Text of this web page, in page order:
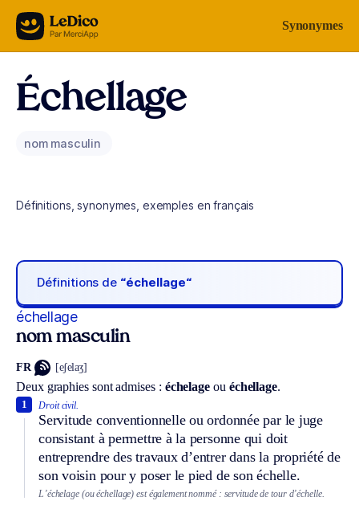
Aller au contenu Synonymes
Échellage
nom masculin
Définitions, synonymes, exemples en français
Définitions de “échellage“
échellage
nom masculin
FR [eʃelaʒ]
Deux graphies sont admises : échelage ou échellage.
Droit civil.
Servitude conventionnelle ou ordonnée par le juge
consistant à permettre à la personne qui doit
entreprendre des travaux d’entrer dans la propriété de
son voisin pour y poser le pied de son échelle.
1
L’échelage (ou échellage) est également nommé : servitude de tour d’échelle.